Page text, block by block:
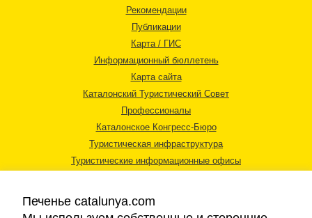
Рекомендации
Публикации
Карта / ГИС
Информационный бюллетень
Карта сайта
Каталонский Туристический Совет
Профессионалы
Каталонское Конгресс-Бюро
Туристическая инфраструктура
Туристические информационные офисы
Печенье catalunya.com